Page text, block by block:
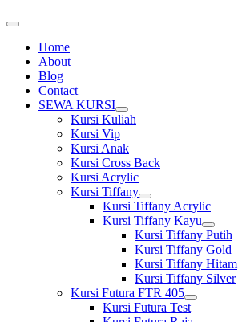
Home
About
Blog
Contact
SEWA KURSI
Show
sub
Kursi Kuliah
Kursi Vip
Kursi Anak
Kursi Cross Back
Kursi Acrylic
Kursi Tiffany
Show
sub
menu
Kursi Tiffany Acrylic
Kursi Tiffany Kayu
Show
sub
menu
Kursi Tiffany Putih
Kursi Tiffany Gold
Kursi Tiffany Hitam
Kursi Tiffany Silver
Kursi Futura FTR 405
Show
sub
Kursi Futura Test